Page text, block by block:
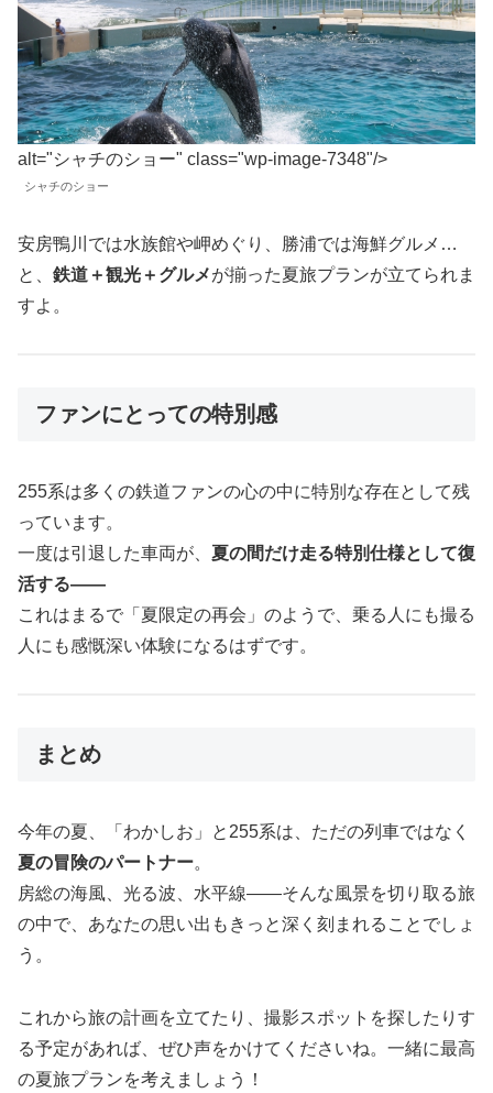
alt="シャチのショー" class="wp-image-7348"/>
シャチのショー
安房鴨川では水族館や岬めぐり、勝浦では海鮮グルメ…
と、 鉄道＋観光＋グルメが揃った夏旅プランが立てられま
すよ。
ファンにとっての特別感
255系は多くの鉄道ファンの心の中に特別な存在として残
っています。
一度は引退した車両が、 夏の間だけ走る特別仕様として復
活する——
これはまるで「夏限定の再会」のようで、乗る人にも撮る
人にも感慨深い体験になるはずです。
まとめ
今年の夏、「わかしお」と255系は、ただの列車ではなく
夏の冒険のパートナー。
房総の海風、光る波、水平線――そんな風景を切り取る旅
の中で、あなたの思い出もきっと深く刻まれることでしょ
う。
これから旅の計画を立てたり、撮影スポットを探したりす
る予定があれば、ぜひ声をかけてくださいね。一緒に最高
の夏旅プランを考えましょう！